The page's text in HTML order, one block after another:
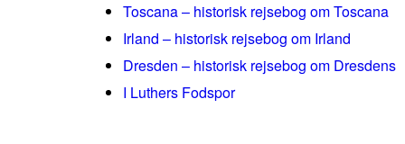
Toscana – historisk rejsebog om Toscana
Irland – historisk rejsebog om Irland
Dresden – historisk rejsebog om Dresdens
I Luthers Fodspor